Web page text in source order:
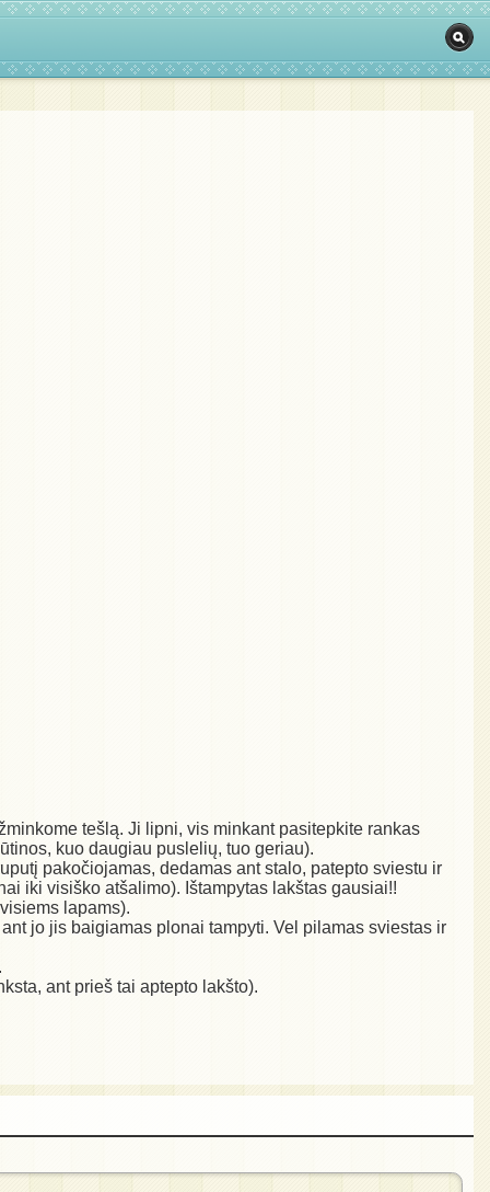
tešlą. Ji lipni, vis minkant pasitepkite rankas
kuo daugiau puslelių, tuo geriau).
pakočiojamas, dedamas ant stalo, patepto sviestu ir
iki visiško atšalimo). Ištampytas lakštas gausiai!!
lapams).
jo jis baigiamas plonai tampyti. Vel pilamas sviestas ir
ant prieš tai aptepto lakšto).